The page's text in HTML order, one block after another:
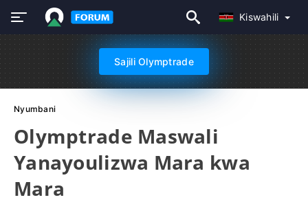
Kiswahili
Sajili Olymptrade
Nyumbani
Olymptrade Maswali
Yanayoulizwa Mara kwa
Mara